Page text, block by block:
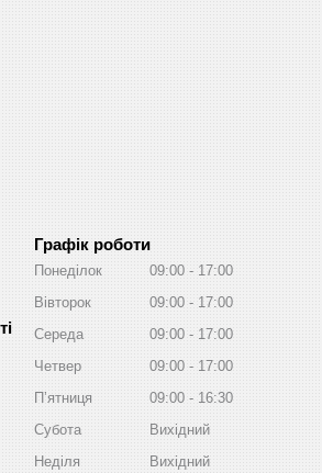
Графік роботи
Понеділок 09:00
17:00
Вівторок
09:00
17:00
Середа
09:00
17:00
Четвер
09:00
17:00
Пʼятниця
09:00
16:30
Субота
Вихідний
Неділя
Вихідний